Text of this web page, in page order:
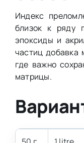
Индекс
близок к ряду
эпоксиды и
частиц добавка
где важно
матрицы.